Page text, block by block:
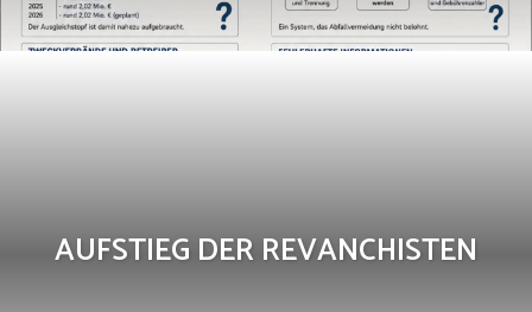
AUFSTIEG DER REVANCHISTEN